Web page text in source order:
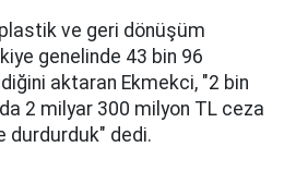
plastik ve geri dönüşüm
genelinde 43 bin 96
aktaran Ekmekci, "2 bin
2 milyar 300 milyon TL ceza
durdurduk" dedi.